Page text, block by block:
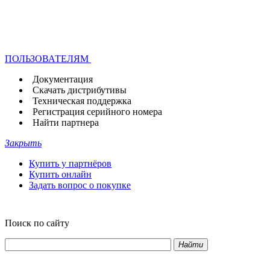
ПОЛЬЗОВАТЕЛЯМ
Документация
Скачать дистрибутивы
Техническая поддержка
Регистрация серийного номера
Найти партнера
Закрыть
Купить у партнёров
Купить онлайн
Задать вопрос о покупке
Поиск по сайту
Найти